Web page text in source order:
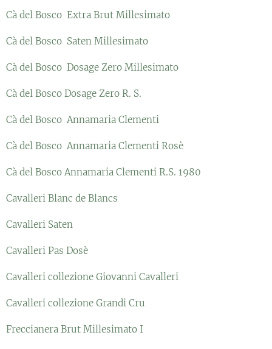
Cà del Bosco Extra Brut Millesimato
Cà del Bosco Saten Millesimato
Cà del Bosco Dosage Zero Millesimato
Cà del Bosco Dosage Zero R. S.
Cà del Bosco Annamaria Clementi
Cà del Bosco Annamaria Clementi Rosè
Cà del Bosco Annamaria Clementi R.S. 1980
Cavalleri Blanc de Blancs
Cavalleri Saten
Cavalleri Pas Dosè
Cavalleri collezione Giovanni Cavalleri
Cavalleri collezione Grandi Cru
Freccianera Brut Millesimato I